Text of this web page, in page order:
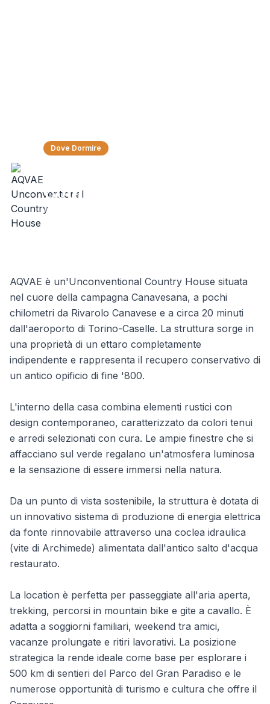
Dove Dormire
Country House
AQVAE è un'Unconventional Country House situata
nel cuore della campagna Canavesana, a pochi
chilometri da Rivarolo Canavese e a circa 20 minuti
dall'aeroporto di Torino-Caselle. La struttura sorge in
una proprietà di un ettaro completamente
indipendente e rappresenta il recupero conservativo di
un antico opificio di fine '800.
L'interno della casa combina elementi rustici con
design contemporaneo, caratterizzato da colori tenui
e arredi selezionati con cura. Le ampie finestre che si
affacciano sul verde regalano un'atmosfera luminosa
e la sensazione di essere immersi nella natura.
Da un punto di vista sostenibile, la struttura è dotata di
un innovativo sistema di produzione di energia elettrica
da fonte rinnovabile attraverso una coclea idraulica
(vite di Archimede) alimentata dall'antico salto d'acqua
restaurato.
La location è perfetta per passeggiate all'aria aperta,
trekking, percorsi in mountain bike e gite a cavallo. È
adatta a soggiorni familiari, weekend tra amici,
vacanze prolungate e ritiri lavorativi. La posizione
strategica la rende ideale come base per esplorare i
500 km di sentieri del Parco del Gran Paradiso e le
numerose opportunità di turismo e cultura che offre il